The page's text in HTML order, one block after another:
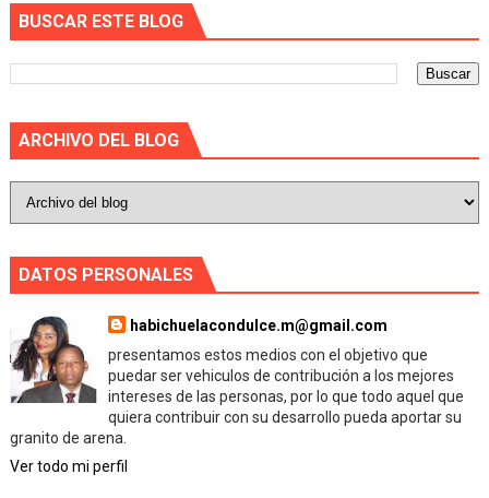
BUSCAR ESTE BLOG
ARCHIVO DEL BLOG
DATOS PERSONALES
habichuelacondulce.m@gmail.com
presentamos estos medios con el objetivo que
puedar ser vehiculos de contribución a los mejores
intereses de las personas, por lo que todo aquel que
quiera contribuir con su desarrollo pueda aportar su
granito de arena.
Ver todo mi perfil